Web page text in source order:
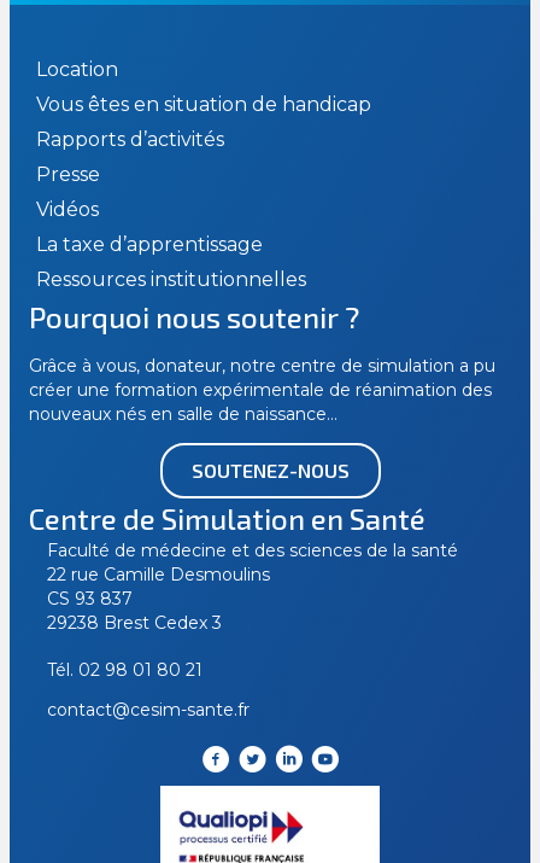
Location
Vous êtes en situation de handicap
Rapports d’activités
Presse
Vidéos
La taxe d’apprentissage
Ressources institutionnelles
Pourquoi nous soutenir ?
Grâce à vous, donateur, notre centre de simulation a pu
créer une formation expérimentale de réanimation des
nouveaux nés en salle de naissance…
SOUTENEZ-NOUS
Centre de Simulation en Santé
Faculté de médecine et des sciences de la santé
22 rue Camille Desmoulins
CS 93 837
29238 Brest Cedex 3
Tél. 02 98 01 80 21
contact@cesim-sante.fr